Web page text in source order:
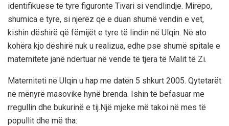
identifikuese të tyre figuronte Tivari si vendlindje. Mirëpo,
shumica e tyre, si njerëz që e duan shumë vendin e vet,
kishin dëshirë që fëmijët e tyre të lindin në Ulqin. Në ato
kohëra kjo dëshirë nuk u realizua, edhe pse shumë spitale e
maternitete janë ndërtuar në vende të tjera të Malit të Zi.
Materniteti në Ulqin u hap me datën 5 shkurt 2005. Qytetarët
në mënyrë masovike hynë brenda. Ishin të befasuar me
rregullin dhe bukurinë e tij.Një mjeke më takoi në mes të
popullit dhe më tha: